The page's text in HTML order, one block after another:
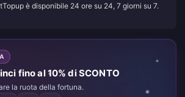
è disponibile 24 ore su 24, 7 giorni su 7.
fino al 10% di SCONTO
la ruota della fortuna.